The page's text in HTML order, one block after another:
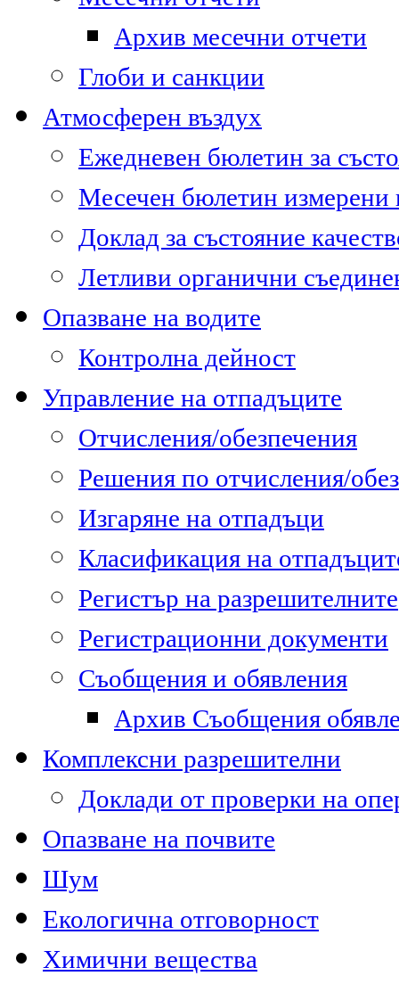
Архив месечни отчети
Глоби и санкции
Атмосферен въздух
Ежедневен бюлетин за
Месечен бюлетин
Доклад за състояние
Летливи органични
Опазване на водите
Контролна дейност
Управление на отпадъците
Отчисления/обезпечения
Решения по отчисления/
Изгаряне на отпадъци
Класификация на
Регистър на разрешителните
Регистрационни документи
Съобщения и обявления
Архив Съобщения
Комплексни разрешителни
Доклади от проверки на
Опазване на почвите
Шум
Екологична отговорност
Химични вещества